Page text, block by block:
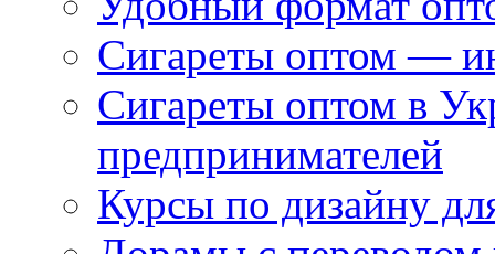
Сигареты оптом —
Сигареты оптом в
предпринимателей
Курсы по дизайну